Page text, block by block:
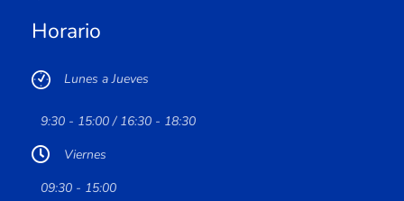
Horario
Lunes a Jueves
9:30 - 15:00 / 16:30 - 18:30
Viernes
09:30 - 15:00